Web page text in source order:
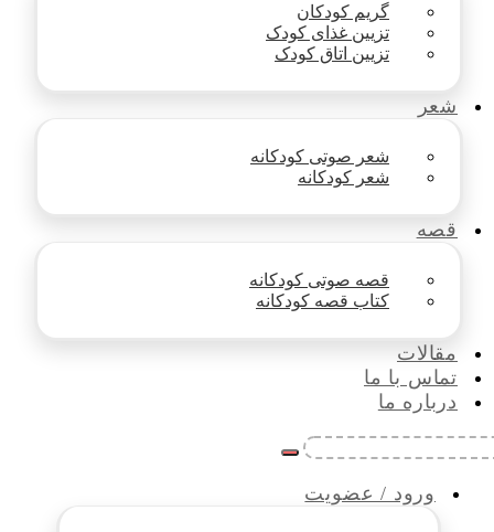
گریم کودکان
تزیین غذای کودک
تزیین اتاق کودک
شعر
شعر صوتی کودکانه
شعر کودکانه
قصه
قصه صوتی کودکانه
کتاب قصه کودکانه
مقالات
تماس با ما
درباره ما
ورود / عضویت